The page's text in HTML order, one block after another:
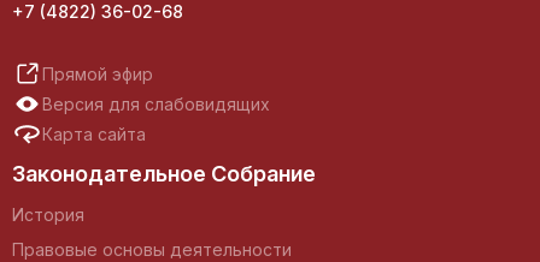
+7 (4822) 36-02-68
Прямой эфир
Версия для слабовидящих
Карта сайта
Законодательное Собрание
История
Правовые основы деятельности